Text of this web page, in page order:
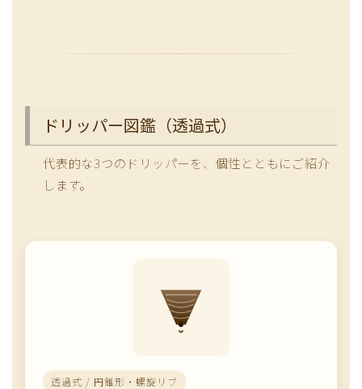
ドリッパー図鑑（透過式）
代表的な3つのドリッパーを、個性とともにご紹介
します。
透過式 / 円錐形・螺旋リブ